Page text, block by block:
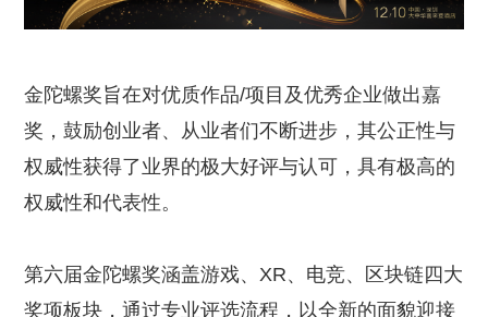
金陀螺奖旨在对优质作品/项目及优秀企业做出嘉
奖，鼓励创业者、从业者们不断进步，其公正性与
权威性获得了业界的极大好评与认可，具有极高的
权威性和代表性。
第六届金陀螺奖涵盖游戏、XR、电竞、区块链四大
奖项板块，通过专业评选流程，以全新的面貌迎接